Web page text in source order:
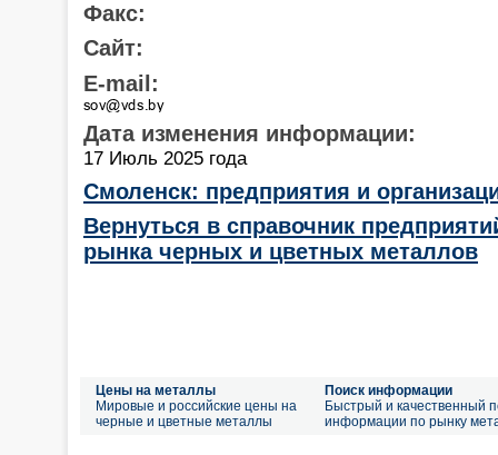
Факс:
Сайт:
E-mail:
Дата изменения информации:
17 Июль 2025 года
Смоленск: предприятия и
Вернуться в справочник
рынка черных и цветных металлов
Цены на металлы
Мировые и российские цены на
черные и цветные металлы
Поиск информации
Быстрый и качественный
информации по рынку